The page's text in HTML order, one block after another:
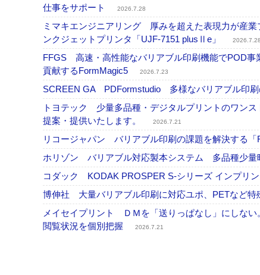
仕事をサポート
2026.7.28
ミマキエンジニアリング 厚みを超えた表現力が産
ンクジェットプリンタ「UJF-7151 plusⅡe」
2026.7.28
FFGS 高速・高性能なバリアブル印刷機能でPOD
貢献するFormMagic5
2026.7.23
SCREEN GA PDFormstudio 多様なバリアブル印刷
トヨテック 少量多品種・デジタルプリントのワン
提案・提供いたします。
2026.7.21
リコージャパン バリアブル印刷の課題を解決する「
ホリゾン バリアブル対応製本システム 多品種少量
コダック KODAK PROSPER S-シリーズ インプリ
博伸社 大量バリアブル印刷に対応ユポ、PETなど特
メイセイプリント ＤＭを「送りっぱなし」にしな
閲覧状況を個別把握
2026.7.21